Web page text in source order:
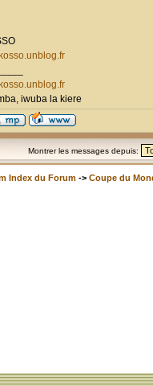
iwuba la kiere
Montrer les messages depuis:
Index du Forum -> Coupe du